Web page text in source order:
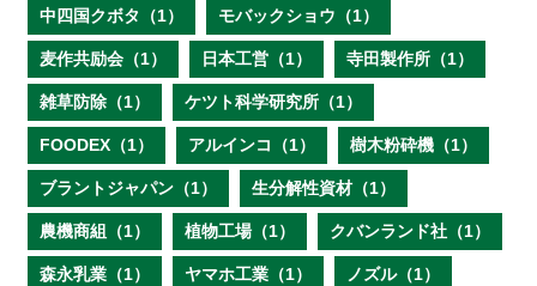
中四国クボタ（1） モバックショウ（1）
麦作共励会（1） 日本工営（1） 寺田製作所（1）
雑草防除（1） ケツト科学研究所（1）
FOODEX（1） アルインコ（1） 樹木粉砕機（1）
ブラントジャパン（1） 生分解性資材（1）
農機商組（1） 植物工場（1） クバンランド社（1）
森永乳業（1） ヤマホ工業（1） ノズル（1）